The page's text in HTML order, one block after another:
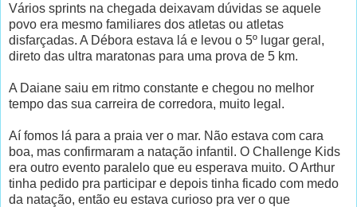
Vários sprints na chegada deixavam dúvidas se aquele
povo era mesmo familiares dos atletas ou atletas
disfarçadas. A Débora estava lá e levou o 5º lugar geral,
direto das ultra maratonas para uma prova de 5 km.
A Daiane saiu em ritmo constante e chegou no melhor
tempo das sua carreira de corredora, muito legal.
Aí fomos lá para a praia ver o mar. Não estava com cara
boa, mas confirmaram a natação infantil. O Challenge Kids
era outro evento paralelo que eu esperava muito. O Arthur
tinha pedido pra participar e depois tinha ficado com medo
da natação, então eu estava curioso pra ver o que